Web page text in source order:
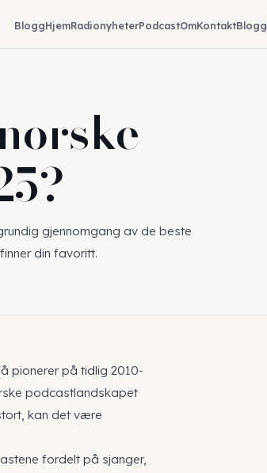
BloggHjemRadionyheterPodcastOmKontaktBlogg
gjennomgang av de beste
din favoritt.
pionerer på tidlig 2010-
podcastlandskapet
kan det være
fordelt på sjanger,